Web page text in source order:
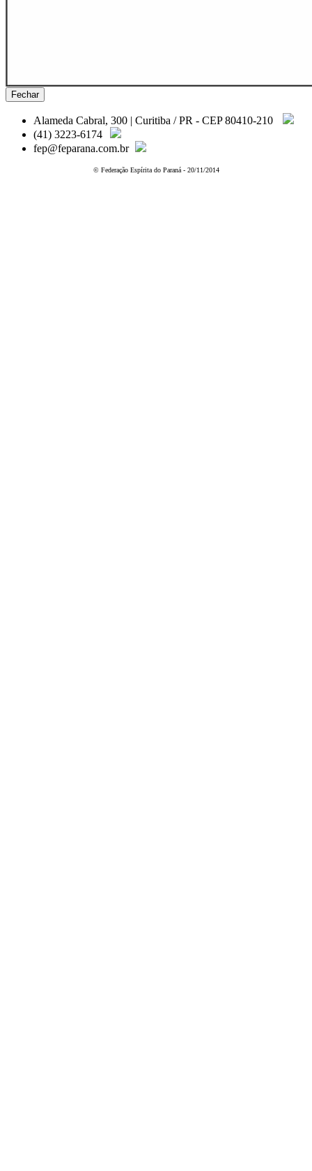
Fechar
Alameda Cabral, 300 | Curitiba / PR - CEP 80410-210
(41) 3223-6174
fep@feparana.com.br
© Federação Espírita do Paraná - 20/11/2014